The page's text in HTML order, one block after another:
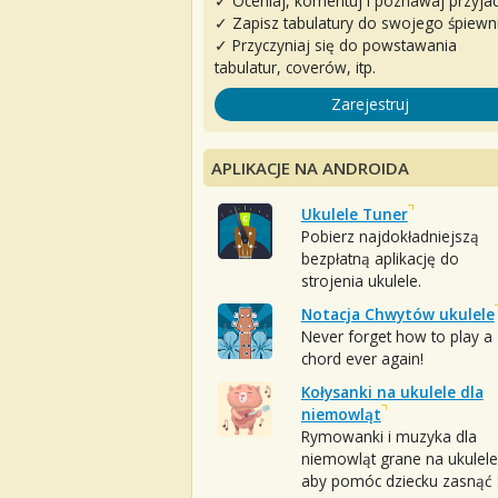
✓ Zapisz tabulatury do swojego
✓ Przyczyniaj się do powstawania
tabulatur, coverów, itp.
Zarejestruj
APLIKACJE NA ANDROIDA
Ukulele Tuner
Pobierz najdokładniejszą
bezpłatną aplikację do
strojenia ukulele.
Notacja Chwytów ukulele
Never forget how to play a
chord ever again!
Kołysanki na ukulele dla
niemowląt
Rymowanki i muzyka dla
niemowląt grane na
aby pomóc dziecku zasnąć